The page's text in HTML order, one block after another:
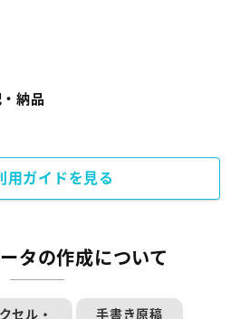
納品
用ガイドを見る
タの作成について
セル・
手書き原稿